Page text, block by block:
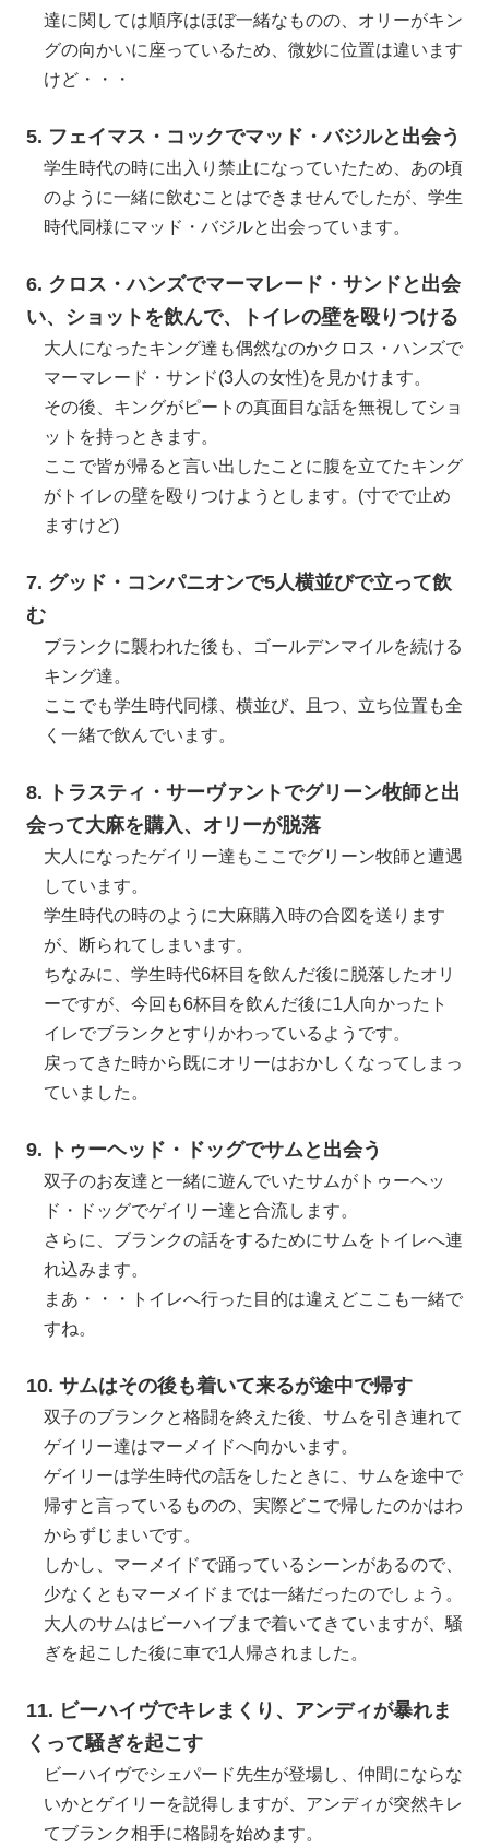
達に関しては順序はほぼ一緒なものの、オリーがキン
グの向かいに座っているため、微妙に位置は違います
けど・・・
5. フェイマス・コックでマッド・バジルと出会う
学生時代の時に出入り禁止になっていたため、あの頃
のように一緒に飲むことはできませんでしたが、学生
時代同様にマッド・バジルと出会っています。
6. クロス・ハンズでマーマレード・サンドと出会
い、ショットを飲んで、トイレの壁を殴りつける
大人になったキング達も偶然なのかクロス・ハンズで
マーマレード・サンド(3人の女性)を見かけます。
その後、キングがピートの真面目な話を無視してショ
ットを持っときます。
ここで皆が帰ると言い出したことに腹を立てたキング
がトイレの壁を殴りつけようとします。(寸でで止め
ますけど)
7. グッド・コンパニオンで5人横並びで立って飲
む
ブランクに襲われた後も、ゴールデンマイルを続ける
キング達。
ここでも学生時代同様、横並び、且つ、立ち位置も全
く一緒で飲んでいます。
8. トラスティ・サーヴァントでグリーン牧師と出
会って大麻を購入、オリーが脱落
大人になったゲイリー達もここでグリーン牧師と遭遇
しています。
学生時代の時のように大麻購入時の合図を送ります
が、断られてしまいます。
ちなみに、学生時代6杯目を飲んだ後に脱落したオリ
ーですが、今回も6杯目を飲んだ後に1人向かったト
イレでブランクとすりかわっているようです。
戻ってきた時から既にオリーはおかしくなってしまっ
ていました。
9. トゥーヘッド・ドッグでサムと出会う
双子のお友達と一緒に遊んでいたサムがトゥーヘッ
ド・ドッグでゲイリー達と合流します。
さらに、ブランクの話をするためにサムをトイレへ連
れ込みます。
まあ・・・トイレへ行った目的は違えどここも一緒で
すね。
10. サムはその後も着いて来るが途中で帰す
双子のブランクと格闘を終えた後、サムを引き連れて
ゲイリー達はマーメイドへ向かいます。
ゲイリーは学生時代の話をしたときに、サムを途中で
帰すと言っているものの、実際どこで帰したのかはわ
からずじまいです。
しかし、マーメイドで踊っているシーンがあるので、
少なくともマーメイドまでは一緒だったのでしょう。
大人のサムはビーハイブまで着いてきていますが、騒
ぎを起こした後に車で1人帰されました。
11. ビーハイヴでキレまくり、アンディが暴れま
くって騒ぎを起こす
ビーハイヴでシェパード先生が登場し、仲間にならな
いかとゲイリーを説得しますが、アンディが突然キレ
てブランク相手に格闘を始めます。